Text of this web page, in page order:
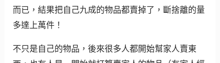
而已，結果把自己九成的物品都賣掉了，斷捨離的量
多達上萬件！
不只是自己的物品，後來很多人都開始幫家人賣東